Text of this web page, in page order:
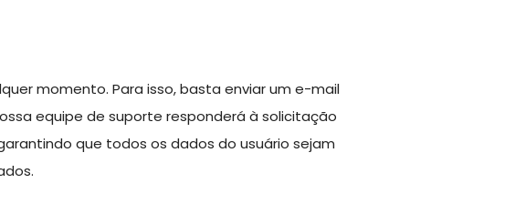
momento. Para isso, basta enviar um e-mail
equipe de suporte responderá à solicitação
que todos os dados do usuário sejam